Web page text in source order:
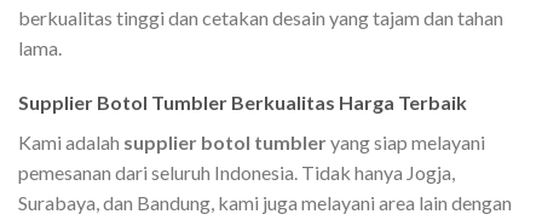
berkualitas tinggi dan cetakan desain yang tajam dan tahan
lama.
Supplier Botol Tumbler Berkualitas Harga Terbaik
Kami adalah supplier botol tumbleryang siap melayani
pemesanan dari seluruh Indonesia. Tidak hanya Jogja,
Surabaya, dan Bandung, kami juga melayani area lain dengan